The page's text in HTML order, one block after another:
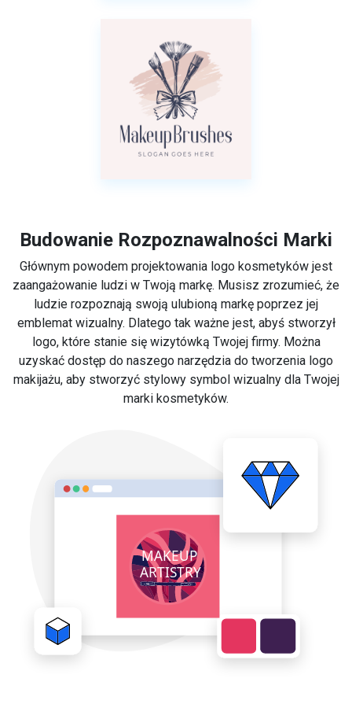
Budowanie Rozpoznawalności Marki
Głównym powodem projektowania logo kosmetyków jest
zaangażowanie ludzi w Twoją markę. Musisz zrozumieć, że
ludzie rozpoznają swoją ulubioną markę poprzez jej
emblemat wizualny. Dlatego tak ważne jest, abyś stworzył
logo, które stanie się wizytówką Twojej firmy. Można
uzyskać dostęp do naszego narzędzia do tworzenia logo
makijażu, aby stworzyć stylowy symbol wizualny dla Twojej
marki kosmetyków.